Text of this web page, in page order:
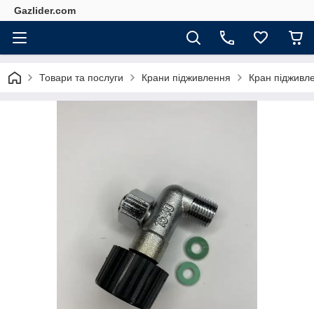
Gazlider.com
Товари та послуги Крани підживлення Кран